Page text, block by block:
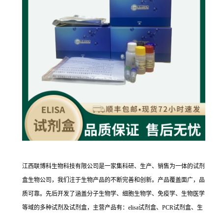
江西联博科生物科技有限公司是一家集科研、生产、销售为一体的试剂
盒生物公司，我们注于生物产品的不断完善和创新。产品覆盖面广，品
质可靠。先后开发了涵盖分子生物学、细胞生物学、免疫学、生物医学
等域的多种试剂及试剂盒，主营产品有：elisa试剂盒、PCR试剂盒、生